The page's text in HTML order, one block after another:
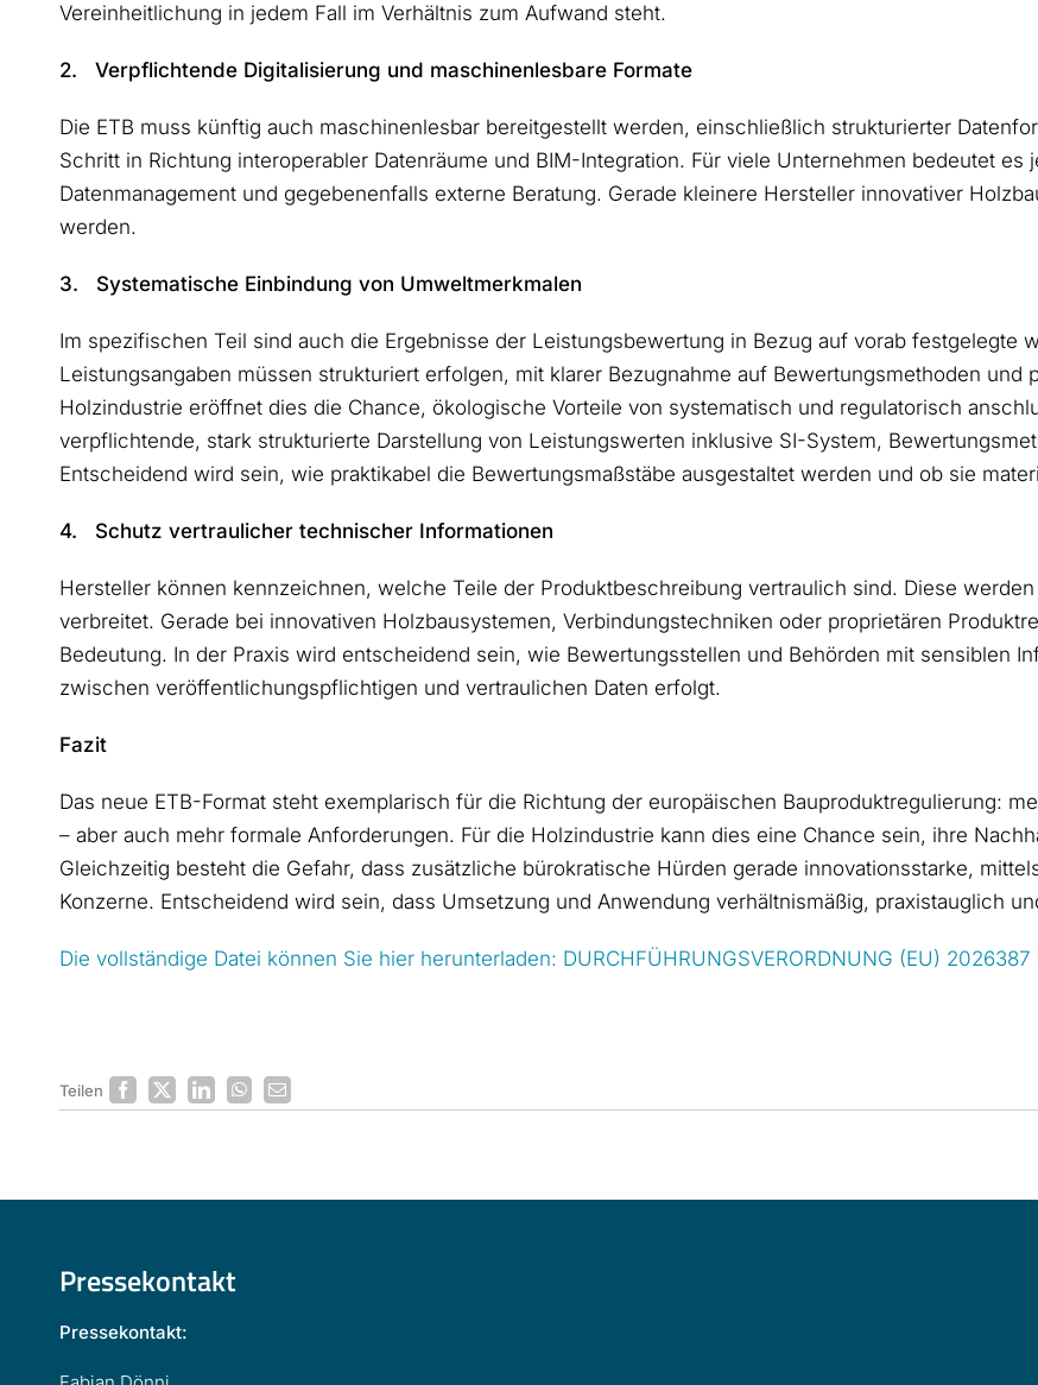
Vereinheitlichung in jedem Fall im Verhältnis zum Aufwand steht.
2. Verpflichtende Digitalisierung und maschinenlesbare Formate
Die ETB muss künftig auch maschinenlesbar bereitgestellt werden, einschließlich strukturierter
Schritt in Richtung interoperabler Datenräume und BIM-Integration. Für viele Unternehmen bedeutet es
Datenmanagement und gegebenenfalls externe Beratung. Gerade kleinere Hersteller innovativer
werden.
3. Systematische Einbindung von Umweltmerkmalen
Im spezifischen Teil sind auch die Ergebnisse der Leistungsbewertung in Bezug auf vorab festgelegte
Leistungsangaben müssen strukturiert erfolgen, mit klarer Bezugnahme auf Bewertungsmethoden und
Holzindustrie eröffnet dies die Chance, ökologische Vorteile von systematisch und regulatorisch
verpflichtende, stark strukturierte Darstellung von Leistungswerten inklusive SI-System,
Entscheidend wird sein, wie praktikabel die Bewertungsmaßstäbe ausgestaltet werden und ob sie
4. Schutz vertraulicher technischer Informationen
Hersteller können kennzeichnen, welche Teile der Produktbeschreibung vertraulich sind. Diese
verbreitet. Gerade bei innovativen Holzbausystemen, Verbindungstechniken oder proprietären
Bedeutung. In der Praxis wird entscheidend sein, wie Bewertungsstellen und Behörden mit sensiblen
zwischen veröffentlichungspflichtigen und vertraulichen Daten erfolgt.
Fazit
Das neue ETB-Format steht exemplarisch für die Richtung der europäischen Bauproduktregulierung:
– aber auch mehr formale Anforderungen. Für die Holzindustrie kann dies eine Chance sein, ihre
Gleichzeitig besteht die Gefahr, dass zusätzliche bürokratische Hürden gerade innovationsstarke,
Konzerne. Entscheidend wird sein, dass Umsetzung und Anwendung verhältnismäßig, praxistauglich
Die vollständige Datei können Sie hier herunterladen: DURCHFÜHRUNGSVERORDNUNG (EU)
Teilen
Pressekontakt
Pressekontakt: